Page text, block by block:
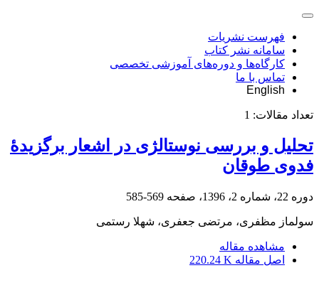
فهرست نشریات
سامانه نشر کتاب
کارگاه‌ها و دوره‌های آموزشی تخصصی
تماس با ما
English
تعداد مقالات: 1
تحلیل و بررسی نوستالژی در اشعار برگزیدۀ
فدوی طوقان
دوره 22، شماره 2، 1396، صفحه 569-585
سولماز مظفری، مرتضی جعفری، شهلا رستمی
مشاهده مقاله
اصل مقاله 220.24 K